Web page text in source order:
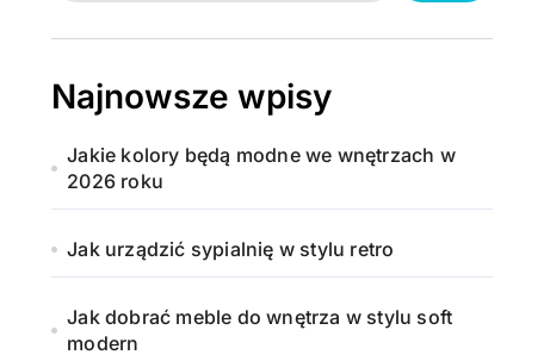
Najnowsze wpisy
Jakie kolory będą modne we wnętrzach w
2026 roku
Jak urządzić sypialnię w stylu retro
Jak dobrać meble do wnętrza w stylu soft
modern